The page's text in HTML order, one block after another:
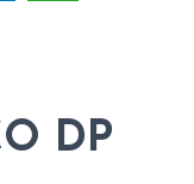
DP